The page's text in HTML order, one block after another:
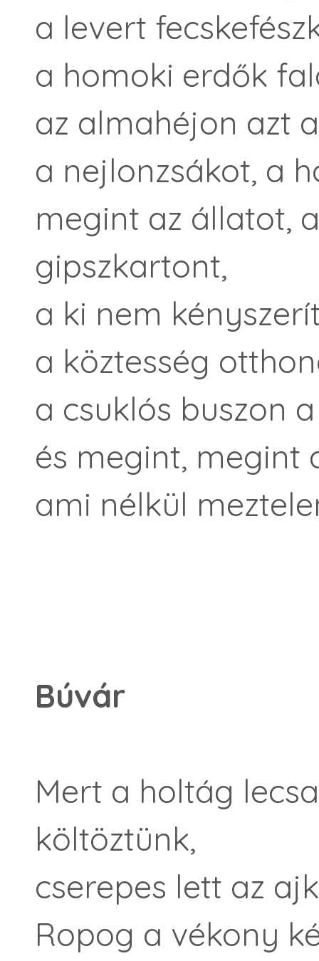
a levert
a homoki erdők
az almahéjon azt
a nejlonzsákot, a
megint az állatot,
gipszkartont,
a ki nem
a köztesség
a csuklós buszon
és megint, megint
ami nélkül
Búvár
Mert a holtág
költöztünk,
cserepes lett az
Ropog a vékony